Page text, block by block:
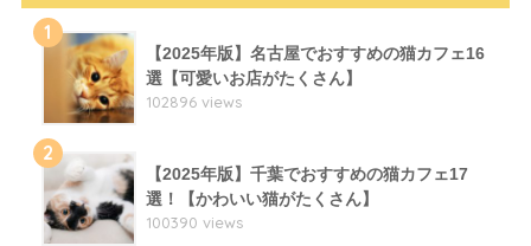
1
【2025年版】名古屋でおすすめの猫カフェ16
選【可愛いお店がたくさん】
102896 views
2
【2025年版】千葉でおすすめの猫カフェ17
選！【かわいい猫がたくさん】
100390 views